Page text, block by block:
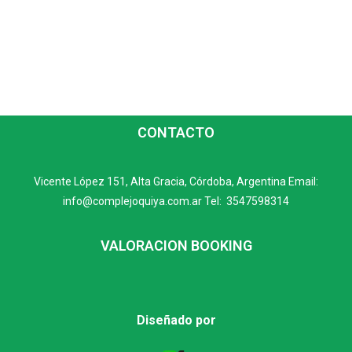
CONTACTO
Vicente López 151, Alta Gracia, Córdoba, Argentina Email:
info@complejoquiya.com.arTel: 3547598314
VALORACION BOOKING
Diseñado por